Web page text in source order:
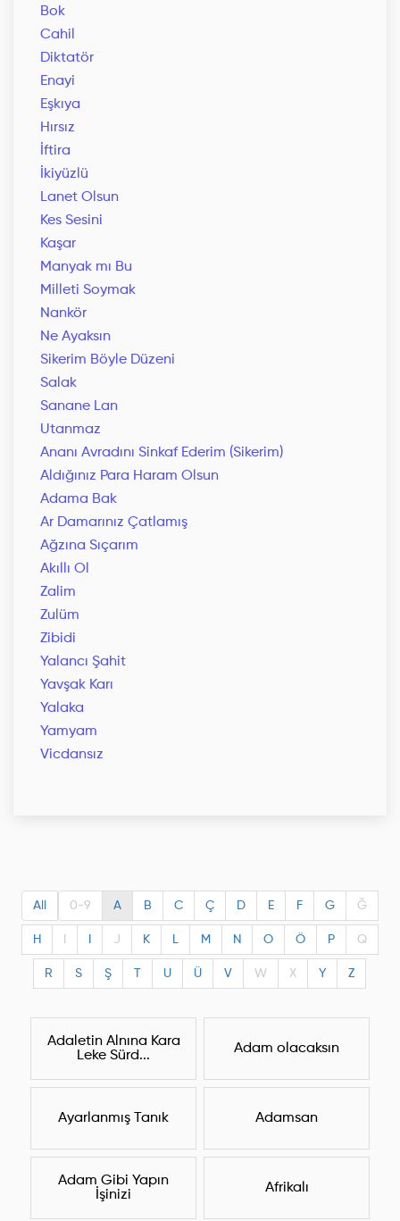
Bok
Cahil
Diktatör
Enayi
Eşkıya
Hırsız
İftira
İkiyüzlü
Lanet Olsun
Kes Sesini
Kaşar
Manyak mı Bu
Milleti Soymak
Nankör
Ne Ayaksın
Sikerim Böyle Düzeni
Salak
Sanane Lan
Utanmaz
Ananı Avradını Sinkaf Ederim (Sikerim)
Aldığınız Para Haram Olsun
Adama Bak
Ar Damarınız Çatlamış
Ağzına Sıçarım
Akıllı Ol
Zalim
Zulüm
Zibidi
Yalancı Şahit
Yavşak Karı
Yalaka
Yamyam
Vicdansız
All 0-9 A B C Ç D E F G Ğ
H J K L M N O Ö P Q
R S Ş U Ü V W X Y Z
Adaletin Alnına Kara
Leke Sürd...
Adam olacaksın
Ayarlanmış Tanık Adamsan
Adam Gibi Yapın
İşinizi
Afrikalı